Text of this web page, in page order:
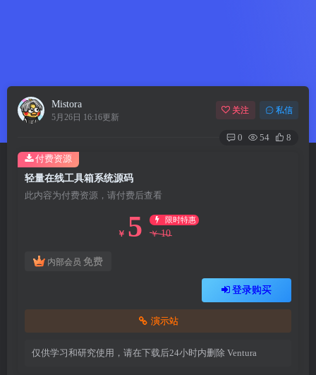
Mistora
5月26日 16:16更新
关注 私信
0 54 8
轻量在线工具箱系统源码
此内容为付费资源，请付费后查看
￥ 5 限时特惠
￥ 10
内部会员 免费
登录购买
演示站
仅供学习和研究使用，请在下载后24小时内删除 Ventura
付费资源